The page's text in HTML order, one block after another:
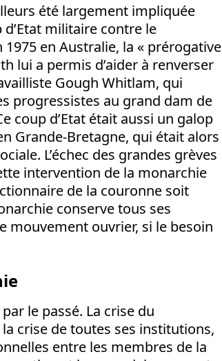
été largement impliquée
militaire contre le
en Australie, la « prérogative
lui a permis d’aider à renverser
Gough Whitlam, qui
progressistes au grand dam de
coup d’Etat était aussi un galop
Grande-Bretagne, qui était alors
L’échec des grandes grèves
intervention de la monarchie
de la couronne soit
conserve tous ses
mouvement ouvrier, si le besoin
le passé. La crise du
crise de toutes ses institutions,
entre les membres de la